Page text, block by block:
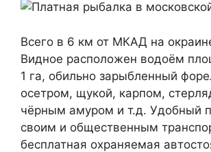
Всего в 6 км от МКАД на
Видное расположен водоём
1 га, обильно зарыбленный
осетром, щукой, карпом,
чёрным амуром и т.д. Удобный
своим и общественным
бесплатная охраняемая